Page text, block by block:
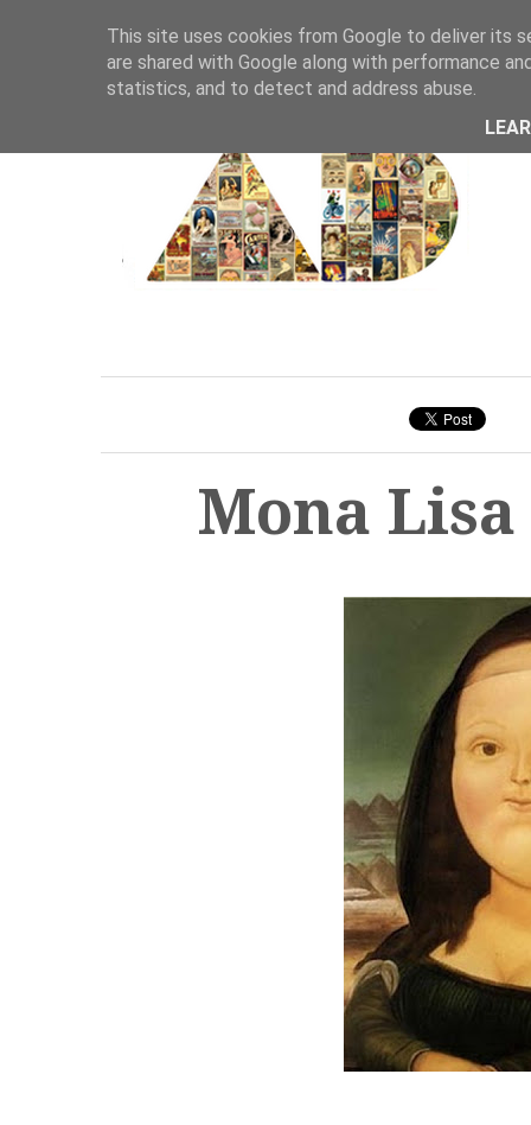
Mona
This site uses cookies from Google to deliver its
are shared with Google along with performance
statistics, and to detect and address abuse.